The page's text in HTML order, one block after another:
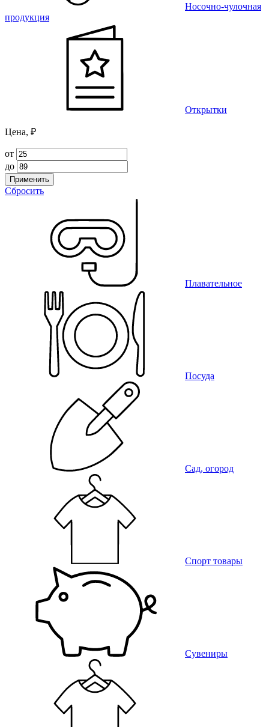
Носочно-чулочная
продукция
Открытки
Цена, ₽
от
до
Применить
Сбросить
Плавательное
Посуда
Сад, огород
Спорт товары
Сувениры